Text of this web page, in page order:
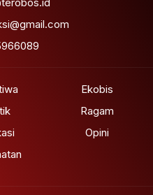
Ekobis
Ragam
Opini